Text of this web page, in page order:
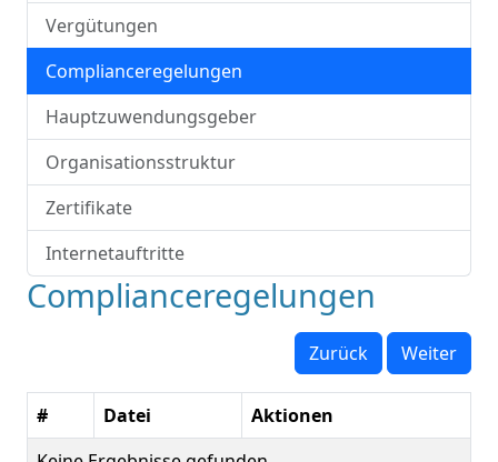
Vergütungen
Complianceregelungen
Hauptzuwendungsgeber
Organisationsstruktur
Zertifikate
Internetauftritte
Complianceregelungen
Zurück Weiter
# Datei
Aktionen